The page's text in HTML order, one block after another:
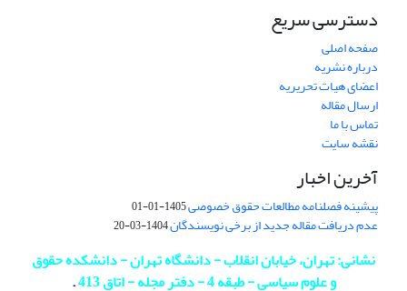
دسترسی سریع
صفحه اصلی
درباره نشریه
اعضای هیات تحریریه
ارسال مقاله
تماس با ما
نقشه سایت
آخرین اخبار
پیشینه فصلنامه مطالعات حقوق خصوصی1405-01-01
عدم دریافت مقاله جدید از برخی نویسندگان1404-03-20
نشانی: تهران، خیابان انقلاب - دانشگاه تهران - دانشکده حقوق
و علوم سیاسی - طبقه 4 - دفتر مجله - اتاق 413
.